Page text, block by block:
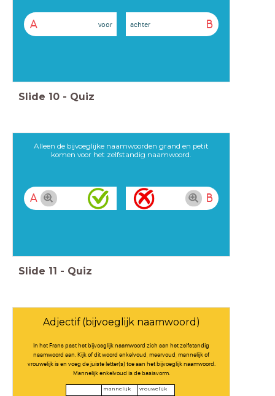
A voor B
achter
Slide 10 - Quiz
Alleen de bijvoeglijke naamwoorden grand en petit
komen voor het zelfstandig naamwoord.
A B
Slide 11 - Quiz
Adjectif (bijvoeglijk naamwoord)
In het Frans past het bijvoeglijk naamwoord zich aan het zelfstandig
naamwoord aan. Kijk of dit woord enkelvoud, meervoud, mannelijk of
vrouwelijk is en voeg de juiste letter(s) toe aan het bijvoeglijk naamwoord.
Mannelijk enkelvoud is de basisvorm.
mannelijk
vrouwelijk